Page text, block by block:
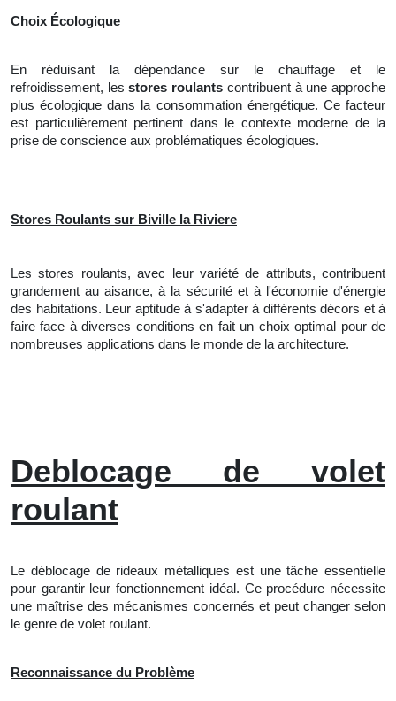
Choix Écologique
En réduisant la dépendance sur le chauffage et le
refroidissement, lesstores roulants contribuent à une approche
plus écologique dans la consommation énergétique. Ce facteur
est particulièrement pertinent dans le contexte moderne de la
prise de conscience aux problématiques écologiques.
Stores Roulants sur Biville la Riviere
Les stores roulants, avec leur variété de attributs, contribuent
grandement au aisance, à la sécurité et à l'économie d'énergie
des habitations. Leur aptitude à s'adapter à différents décors et à
faire face à diverses conditions en fait un choix optimal pour de
nombreuses applications dans le monde de la architecture.
Deblocage de volet
roulant
Le déblocage de rideaux métalliques est une tâche essentielle
pour garantir leur fonctionnement idéal. Ce procédure nécessite
une maîtrise des mécanismes concernés et peut changer selon
le genre de volet roulant.
Reconnaissance du Problème